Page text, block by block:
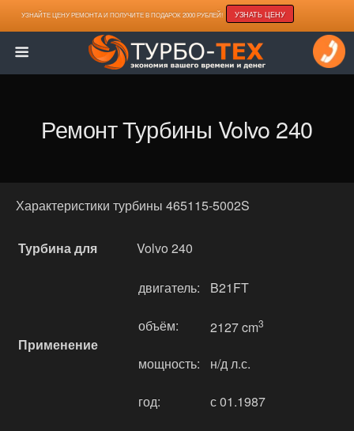
УЗНАЙТЕ ЦЕНУ РЕМОНТА И ПОЛУЧИТЕ В ПОДАРОК 2000 РУБЛЕЙ! УЗНАТЬ ЦЕНУ
Ремонт Турбины Volvo 240
Характеристики турбины 465115-5002S
Турбина для Volvo 240
Применение
двигатель: B21FT
объём: 2127 cm3
мощность: н/д л.с.
год: с 01.1987